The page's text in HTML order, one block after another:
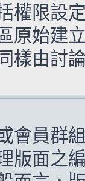
權限設
原始建
樣由討
會員群
版面之